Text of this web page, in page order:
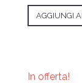
AGGIUNGI
In offerta!